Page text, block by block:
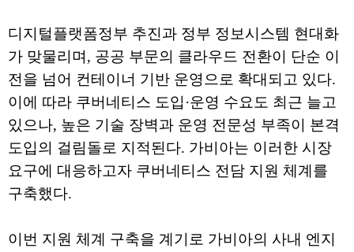
디지털플랫폼정부 추진과 정부 정보시스템 현대화
가 맞물리며, 공공 부문의 클라우드 전환이 단순 이
전을 넘어 컨테이너 기반 운영으로 확대되고 있다.
이에 따라 쿠버네티스 도입·운영 수요도 최근 늘고
있으나, 높은 기술 장벽과 운영 전문성 부족이 본격
도입의 걸림돌로 지적된다. 가비아는 이러한 시장
요구에 대응하고자 쿠버네티스 전담 지원 체계를
구축했다.
이번 지원 체계 구축을 계기로 가비아의 사내 엔지